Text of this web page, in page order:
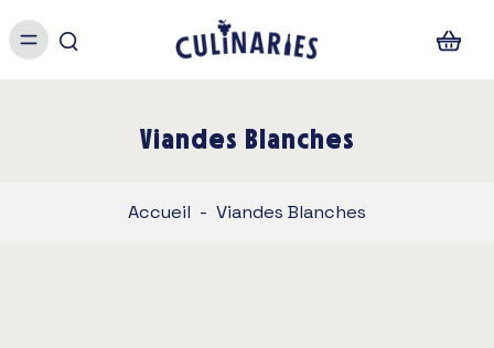
Viandes Blanches
Accueil - Viandes Blanches